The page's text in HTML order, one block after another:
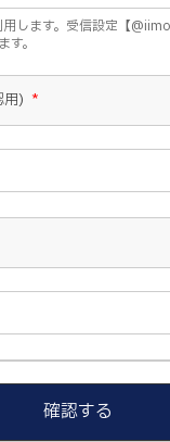
します。受信設定【
。
用) *
確認する